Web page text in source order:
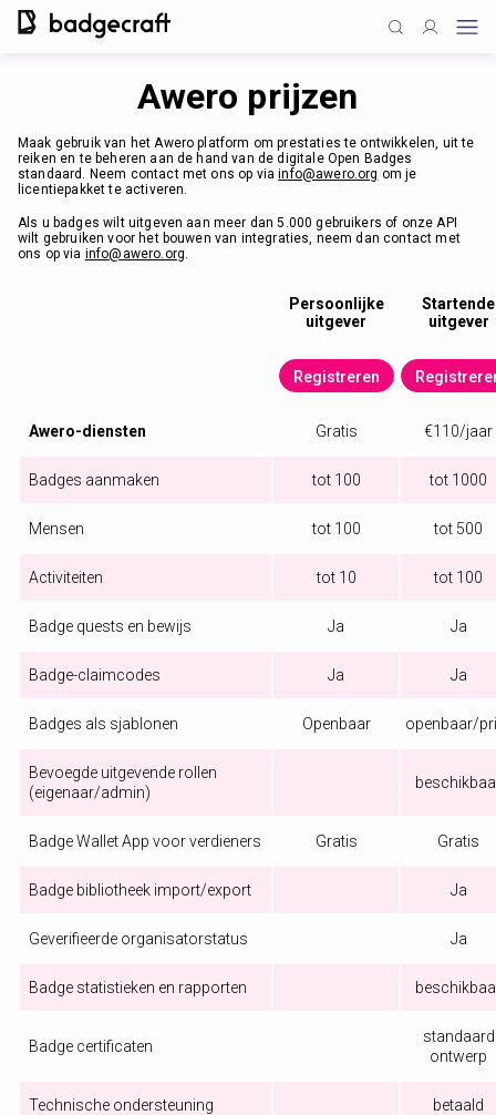
Awero prijzen
Maak gebruik van het Awero platform om prestaties te ontwikkelen, uit te
reiken en te beheren aan de hand van de digitale Open Badges
standaard. Neem contact met ons op viainfo@awero.org om je
licentiepakket te activeren.
Als u badges wilt uitgeven aan meer dan 5.000 gebruikers of onze API
wilt gebruiken voor het bouwen van integraties, neem dan contact met
ons op via info@awero.org.
Persoonlijke
uitgever
Startende
uitgever
Registreren
Awero-diensten Gratis €110/jaar
Badges aanmaken tot 100 tot 1000
Mensen tot 100 tot 500
Activiteiten tot 10 tot 100
Badge quests en bewijs Ja Ja
Badge-claimcodes Ja Ja
Badges als sjablonen Openbaar openbaar/
Bevoegde uitgevende rollen
(eigenaar/admin)
Badge Wallet App voor verdieners Gratis Gratis
Badge bibliotheek import/export Ja
Geverifieerde organisatorstatus Ja
Badge statistieken en rapporten
Badge certificaten
standaard
ontwerp
Technische ondersteuning betaald